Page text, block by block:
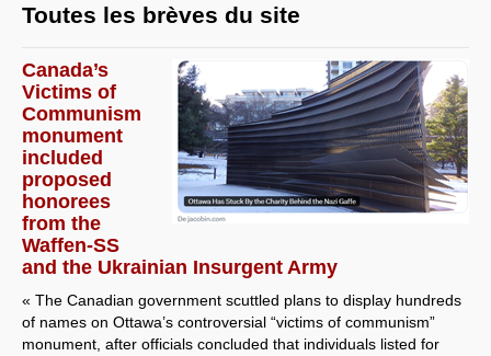
Toutes les brèves du site
Canada’s
Victims of
Communism
monument
included
proposed
honorees
from the
Waffen-SS
and the Ukrainian Insurgent Army
« The Canadian government scuttled plans to display hundreds
of names on Ottawa’s controversial “victims of communism”
monument, after officials concluded that individuals listed for